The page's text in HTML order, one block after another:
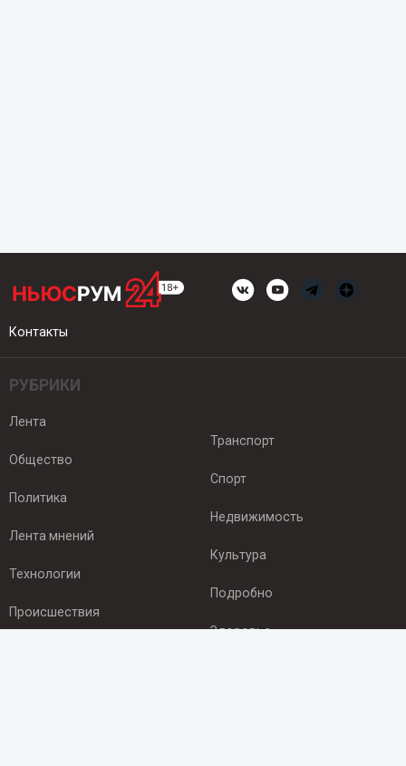
Контакты
РУБРИКИ
Лента
Общество
Политика
Лента мнений
Технологии
Происшествия
Транспорт
Спорт
Недвижимость
Культура
Подробно
Здоровье